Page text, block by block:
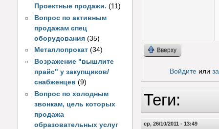
Проектные продажи. (11)
Вопрос по активным
продажам спец
оборудования (35)
Металлопрокат (34)
Возражение "вышлите
прайс" у закупщиков/
снабженцев (9)
Вопрос по холодным
звонкам, цель которых
продажа
образовательных услуг
Вверху
Войдитеили
Теги:
ср, 26/10/2011 - 13:49